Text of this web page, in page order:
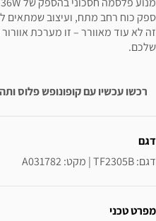
ספק כוח רחב מתח, ועיצוב שמתאים
זה לא עוד מאוורר – זו מערכת
שלכם.
רכשו עכשיו עם קופונופש פלוס
דגם
דגם: TF2305B | מקט: A031782
מפרט טכני